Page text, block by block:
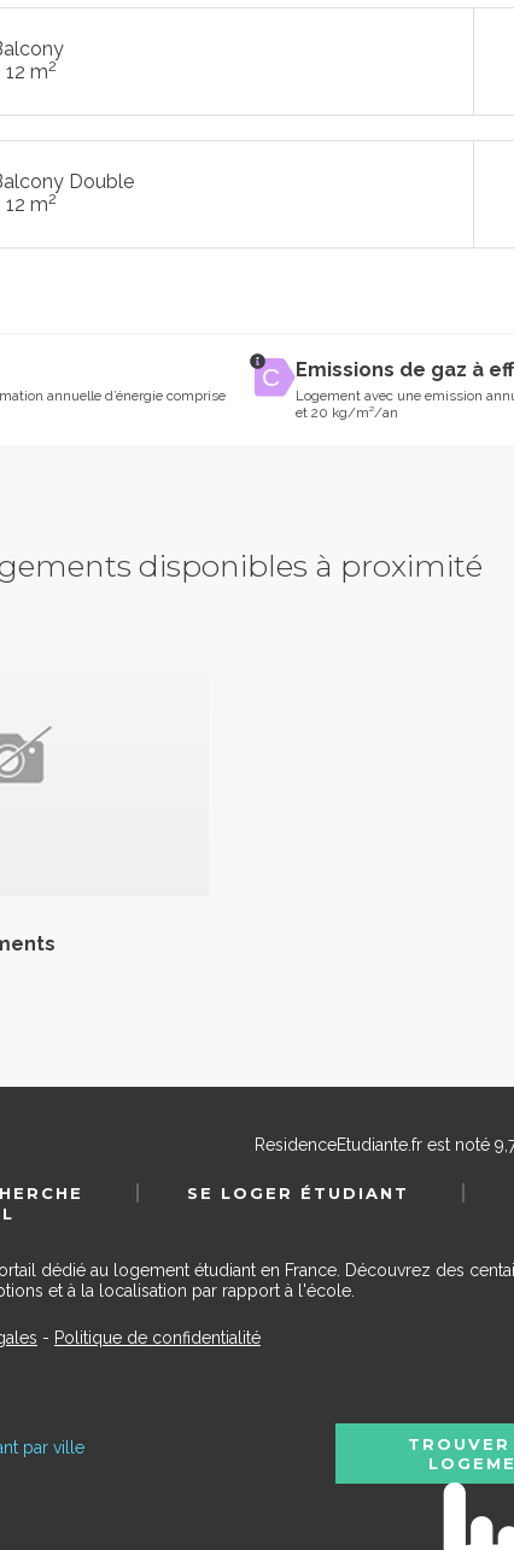
12 m2
Double
12 m2
annuelle d’énergie comprise
Emissions de gaz à
Logement avec une emission
et 20 kg/m²/an
disponibles à proximité
ResidenceEtudiante.frest noté 9,7
SE LOGER ÉTUDIANT
dédié au logement étudiant en France. Découvrez des
et à la localisation par rapport à l'école.
- Politique de confidentialité
par ville
TROUVER